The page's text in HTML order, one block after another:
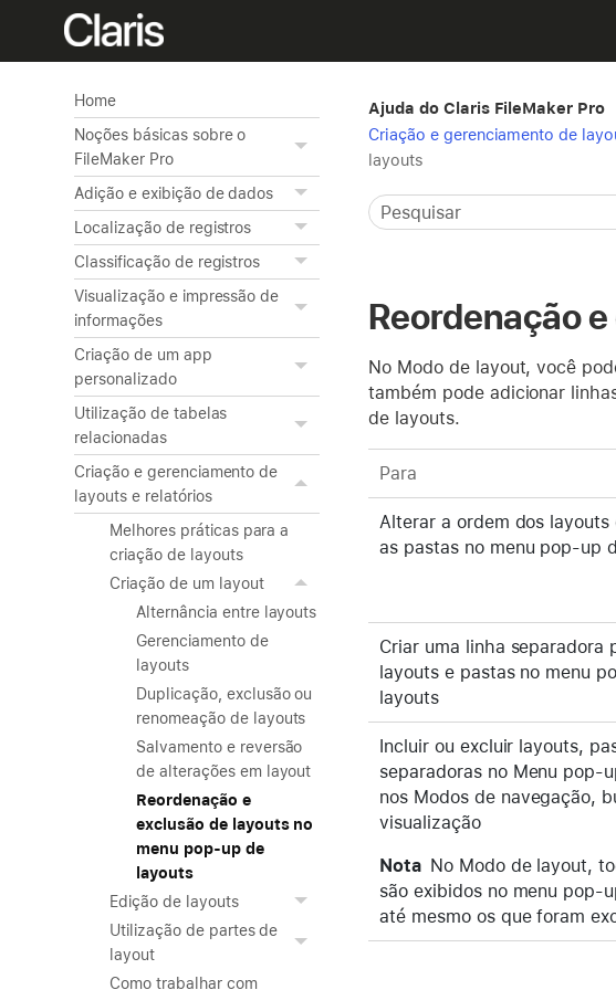
Home
Noções básicas sobre o
FileMaker Pro
Adição e exibição de dados
Localização de registros
Classificação de registros
Visualização e impressão de
informações
Criação de um app
personalizado
Utilização de tabelas
relacionadas
Criação e gerenciamento de
layouts e relatórios
Melhores práticas para a
criação de layouts
Criação de um layout
Alternância entre layouts
Gerenciamento de
layouts
Duplicação, exclusão ou
renomeação de layouts
Salvamento e reversão
de alterações em layout
Reordenação e
exclusão de layouts no
menu pop-up de
layouts
Edição de layouts
Utilização de partes de
layout
Como trabalhar com
Ajuda do Claris FileMaker Pro
Criação e gerenciamento de
layouts
Reordenação
No Modo de layout, você
também pode adicionar
de layouts.
Para
Alterar a ordem dos layouts
as pastas no menu pop-up
Criar uma linha separadora
layouts e pastas no menu
layouts
Incluir ou excluir layouts,
separadoras no Menu pop-
nos Modos de navegação,
visualização
Nota No Modo de layout,
são exibidos no menu pop-
até mesmo os que foram